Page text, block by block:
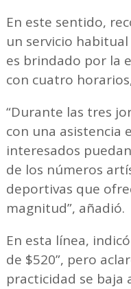
En este sentido,
un servicio
es brindado por la
con cuatro
“Durante las tres
con una asistencia
interesados
de los números
deportivas que
magnitud”, añadió.
En esta línea,
de $520”, pero
practicidad se baja